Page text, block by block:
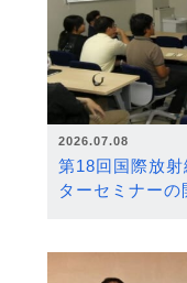
2026.07.08
第18回国際放
ターセミナーの